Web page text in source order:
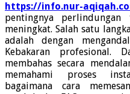
https://info.nur-
pentingnya perlindungan
meningkat. Salah satu
adalah dengan
Kebakaran
membahas secara
memahami proses
bagaimana cara